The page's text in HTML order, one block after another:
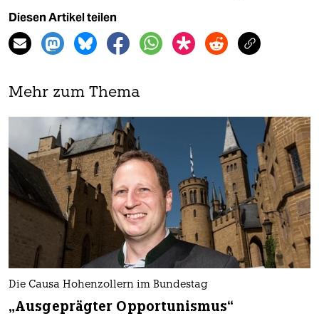
Diesen Artikel teilen
Mehr zum Thema
Die Causa Hohenzollern im Bundestag
„Ausgeprägter Opportunismus“